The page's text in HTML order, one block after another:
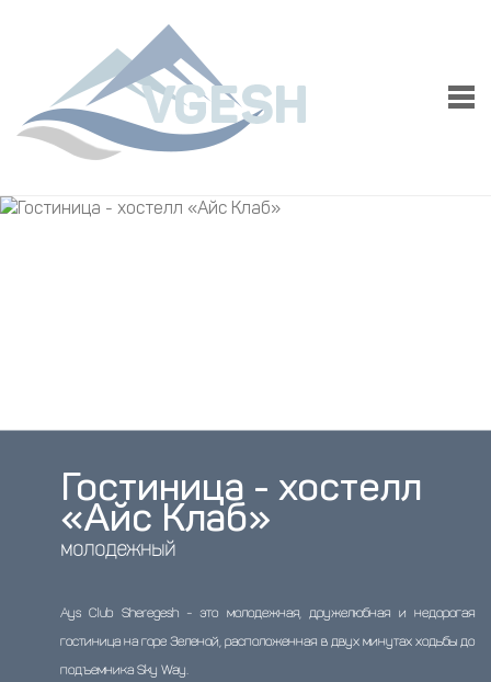
Гостиница - хостелл
«Айс Клаб»
молодежный
Ays Club Sheregesh - это молодежная, дружелюбная и недорогая
гостиница на горе Зеленой, расположенная в двух минутах ходьбы до
подъемника Sky Way.